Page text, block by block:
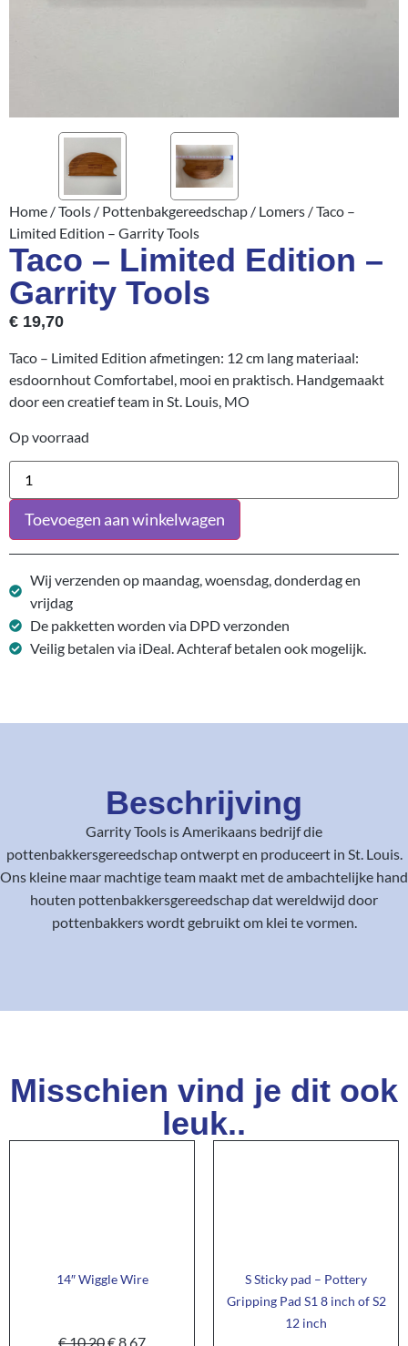
Home /Tools / Pottenbakgereedschap / Lomers / Taco –
Limited Edition – Garrity Tools
Taco – Limited Edition –
Garrity Tools
€ 19,70
Taco – Limited Edition afmetingen: 12 cm lang materiaal:
esdoornhout Comfortabel, mooi en praktisch. Handgemaakt
door een creatief team in St. Louis, MO
Op voorraad
Toevoegen aan winkelwagen
Wij verzenden op maandag, woensdag, donderdag en
vrijdag
De pakketten worden via DPD verzonden
Veilig betalen via iDeal. Achteraf betalen ook mogelijk.
Beschrijving
Garrity Tools is Amerikaans bedrijf die
pottenbakkersgereedschap ontwerpt en produceert in St. Louis.
Ons kleine maar machtige team maakt met de ambachtelijke hand
houten pottenbakkersgereedschap dat wereldwijd door
pottenbakkers wordt gebruikt om klei te vormen.
Misschien vind je dit ook
leuk..
14″ Wiggle Wire
€10,20€8,67
S Sticky pad – Pottery
Gripping Pad S1 8 inch of S2
12 inch